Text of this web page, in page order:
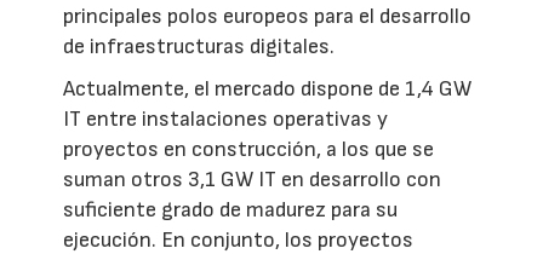
principales polos europeos para el desarrollo
de infraestructuras digitales.
Actualmente, el mercado dispone de 1,4 GW
IT entre instalaciones operativas y
proyectos en construcción, a los que se
suman otros 3,1 GW IT en desarrollo con
suficiente grado de madurez para su
ejecución. En conjunto, los proyectos